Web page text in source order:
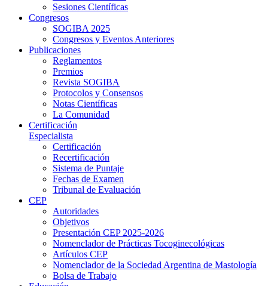
Sesiones Científicas
Congresos
SOGIBA 2025
Congresos y Eventos Anteriores
Publicaciones
Reglamentos
Premios
Revista SOGIBA
Protocolos y Consensos
Notas Científicas
La Comunidad
Certificación
Especialista
Certificación
Recertificación
Sistema de Puntaje
Fechas de Examen
Tribunal de Evaluación
CEP
Autoridades
Objetivos
Presentación CEP 2025-2026
Nomenclador de Prácticas Tocoginecológicas
Artículos CEP
Nomenclador de la Sociedad Argentina de Mastología
Bolsa de Trabajo